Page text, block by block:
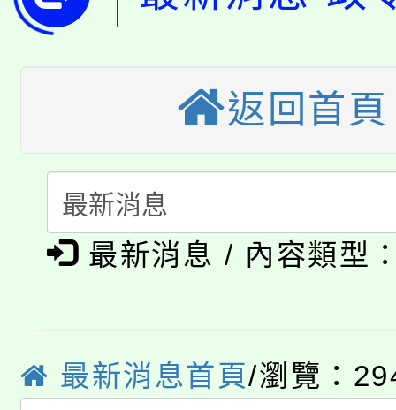
田徑場及游泳池舉行。
桃園市低收入戶享有免
視費優惠，中低收入戶
半價優惠，詳情可洽有
者。
大園自造教育及科技中
份教師增能研習
大溪自造教育及科技
份教師研習
淨零綠生活教案入校路
會
115年食農教育專業人
程
「本色祭」8/29、30在
局官網。
8月14至27日，桃園電
返回首頁
最新消息 / 內容類型
最新消息首頁/瀏覽：